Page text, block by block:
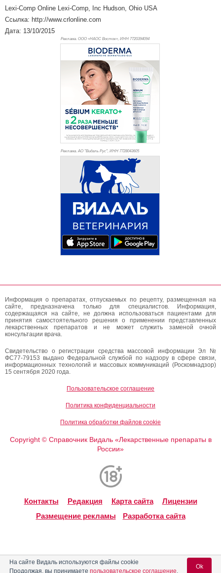
Lexi-Comp Online Lexi-Comp, Inc Hudson, Ohio USA
Ссылка: http://www.crlonline.com
Дата: 13/10/2015
Реклама. ООО «НАОС Восток», ИНН 7720394094
Реклама. АО "Видаль Рус", ИНН 7728043605
Информация о препаратах, отпускаемых по рецепту, размещенная на
сайте, предназначена только для специалистов. Информация,
содержащаяся на сайте, не должна использоваться пациентами для
принятия самостоятельного решения о применении представленных
лекарственных препаратов и не может служить заменой очной
консультации врача.
Свидетельство о регистрации средства массовой информации Эл №
ФС77-79153 выдано Федеральной службой по надзору в сфере связи,
информационных технологий и массовых коммуникаций (Роскомнадзор)
15 сентября 2020 года.
Пользовательское соглашение
Политика конфиденциальности
Политика обработки файлов cookie
Copyright ©Справочник Видаль «Лекарственные препараты в
России»
Контакты Редакция Карта сайта
Лицензии
Размещение рекламы
Разработка сайта
На сайте Видаль используются файлы cookie
Продолжая, вы принимаете пользовательское соглашение.
Ok